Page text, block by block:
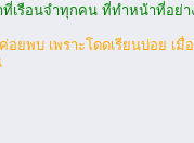
นจำทุกคน ที่ทำหน้าที่อย่าง
พบ เพราะโดดเรียนบ่อย เ